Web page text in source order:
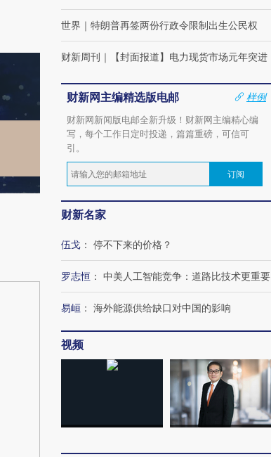
世界 ｜ 特朗普再签两份行政令限制出生公民权
财新周刊 ｜ 【封面报道】电力现货市场元年突进
财新网主编精选版电邮
样例
财新网新闻版电邮全新升级！财新网主编精心编
写，每个工作日定时投递，篇篇重磅，可信可
引。
订阅
财新名家
伍戈 ： 停不下来的价格？
罗志恒 ： 中美人工智能竞争：道路比技术更重要
易峘 ： 海外能源供给缺口对中国的影响
视频